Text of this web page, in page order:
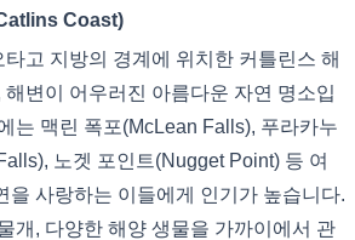
Coast)
고 지방의 경계에 위치한 커틀린스 해
변이 어우러진 아름다운 자연 명소입
는 맥린 폭포(McLean Falls), 푸라카누
노겟 포인트(Nugget Point) 등 여
을 사랑하는 이들에게 인기가 높습니다.
개, 다양한 해양 생물을 가까이에서 관